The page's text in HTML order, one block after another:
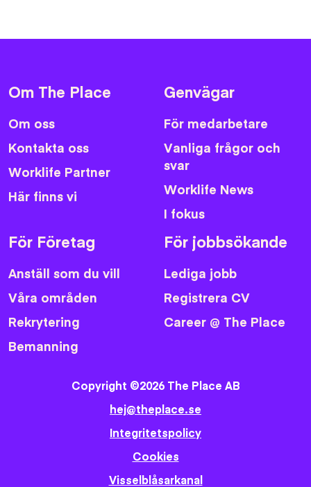
Om The Place
Om oss
Kontakta oss
Worklife Partner
Här finns vi
Genvägar
För medarbetare
Vanliga frågor och
svar
Worklife News
I fokus
För Företag
Anställ som du vill
Våra områden
Rekrytering
Bemanning
För jobbsökande
Lediga jobb
Registrera CV
Career @ The Place
Copyright ©2026 The Place AB
hej@theplace.se
Integritetspolicy
Cookies
Visselblåsarkanal